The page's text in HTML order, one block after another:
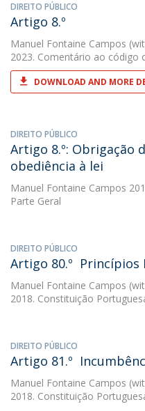
DIREITO PÚBLICO
Artigo 8.º
Manuel Fontaine Campos
2023. Comentário ao código
DOWNLOAD AND MORE
DIREITO PÚBLICO
Artigo 8.º: Obrigação
obediência à lei
Manuel Fontaine Campos
Parte Geral
DIREITO PÚBLICO
Artigo 80.º 
Manuel Fontaine Campos
2018. Constituição
DIREITO PÚBLICO
Artigo 81.º 
Manuel Fontaine Campos
2018. Constituição